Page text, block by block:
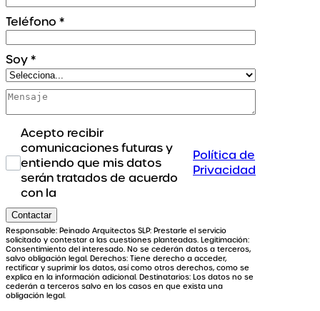
Teléfono *
Soy*
Acepto recibir
comunicaciones futuras y
entiendo que mis datos
serán tratados de acuerdo
con la
Política de
Privacidad
Contactar
Responsable: Peinado Arquitectos SLP: Prestarle el servicio
solicitado y contestar a las cuestiones planteadas. Legitimación:
Consentimiento del interesado. No se cederán datos a terceros,
salvo obligación legal. Derechos: Tiene derecho a acceder,
rectificar y suprimir los datos, así como otros derechos, como se
explica en la información adicional. Destinatarios: Los datos no se
cederán a terceros salvo en los casos en que exista una
obligación legal.